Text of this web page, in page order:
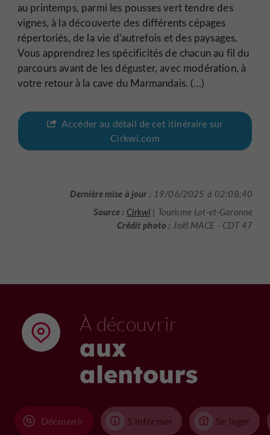
au printemps, parmi les pousses vert tendre des
vignes, à la découverte des différents cépages
répertoriés, de la vie d'autrefois et des paysages.
Vous apprendrez les spécificités de chacun au fil du
parcours avant de les déguster, avec modération, à
votre retour à la cave du Marmandais. (...)
Accéder au détail de cet itinéraire sur
Cirkwi.com
Dernière mise à jour : 19/06/2025 à 02:08:40
Source : Cirkwi | Tourisme Lot-et-Garonne
Crédit photo : Joël MACE - CDT 47
À découvrir
aux
alentours
Découvrir S'informer Se loger